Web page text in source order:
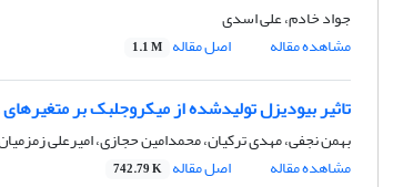
جواد خادم، علی اسدی
مشاهده مقاله
اصل مقاله 1.1 M
تاثیر بیودیزل تولید‌شده از میکروجلبک بر
بهمن نجفی، مهدی ترکیان، محمدامین حجازی، امیرعلی
مشاهده مقاله
اصل مقاله 742.79 K